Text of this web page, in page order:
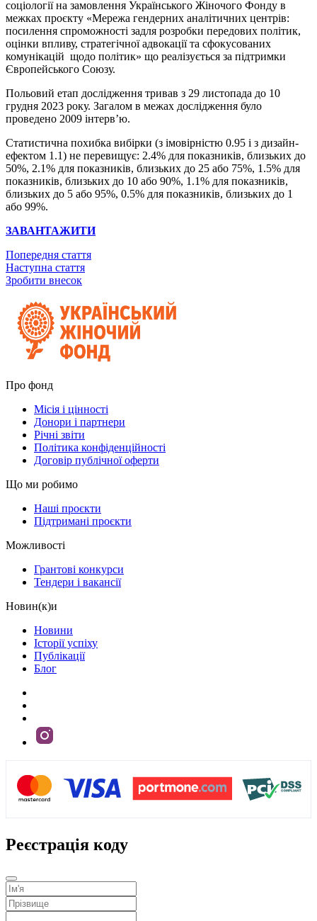
соціології на замовлення Українського Жіночого Фонду в
межках проєкту «Мережа гендерних аналітичних центрів:
посилення спроможності задля розробки передових політик,
оцінки впливу, стратегічної адвокації та сфокусованих
комунікацій щодо політик» що реалізується за підтримки
Європейського Союзу.
Польовий етап дослідження тривав з 29 листопада до 10
грудня 2023 року. Загалом в межах дослідження було
проведено 2009 інтерв’ю.
Статистична похибка вибірки (з імовірністю 0.95 і з дизайн-
ефектом 1.1) не перевищує: 2.4% для показників, близьких до
50%, 2.1% для показників, близьких до 25 або 75%, 1.5% для
показників, близьких до 10 або 90%, 1.1% для показників,
близьких до 5 або 95%, 0.5% для показників, близьких до 1
або 99%.
ЗАВАНТАЖИТИ
Попередня стаття
Наступна стаття
Зробити внесок
Про фонд
Місія і цінності
Донори і партнери
Річні звіти
Політика конфіденційності
Договір публічної оферти
Що ми робимо
Наші проєкти
Підтримані проєкти
Можливості
Грантові конкурси
Тендери і вакансії
Новин(к)и
Новини
Історії успіху
Публікації
Блог
Реєстрація коду